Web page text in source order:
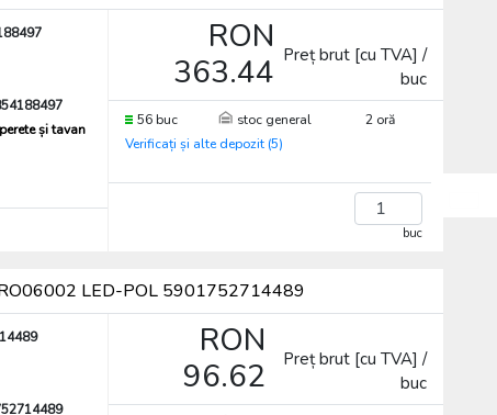
și tavan
RON
363.44 Preț brut [cu TVA] /
buc
56 buc stoc general
2 oră
Verificați și alte depozit (5)
buc
LED-POL 5901752714489
RON
96.62
Preț brut [cu TVA] /
buc